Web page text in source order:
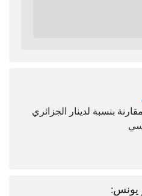
بنسبة لدينار الجزائري
يونس: